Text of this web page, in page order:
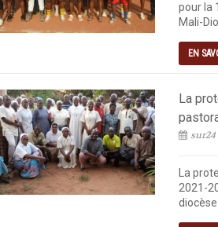
pour la
Mali-
EN
La
sur24
La
2021-